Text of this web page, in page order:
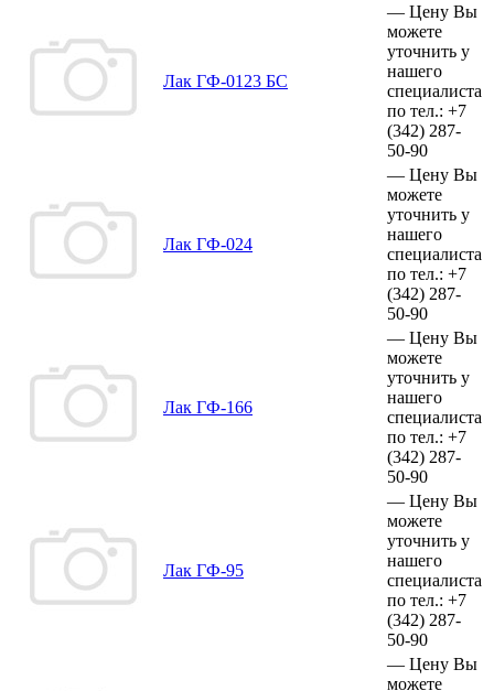
Лак ГФ-0123 БС
— Цену Вы
можете
уточнить у
нашего
специалиста
по тел.: +7
(342) 287-
50-90
Лак ГФ-024
— Цену Вы
можете
уточнить у
нашего
специалиста
по тел.: +7
(342) 287-
50-90
Лак ГФ-166
— Цену Вы
можете
уточнить у
нашего
специалиста
по тел.: +7
(342) 287-
50-90
Лак ГФ-95
— Цену Вы
можете
уточнить у
нашего
специалиста
по тел.: +7
(342) 287-
50-90
— Цену Вы
можете